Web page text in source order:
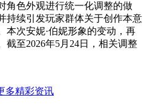
角色外观进行统一化调整的做
持续引发玩家群体关于创作本意
本次安妮·伯妮形象的变动，再
截至2026年5月24日，相关调整
多精彩资讯